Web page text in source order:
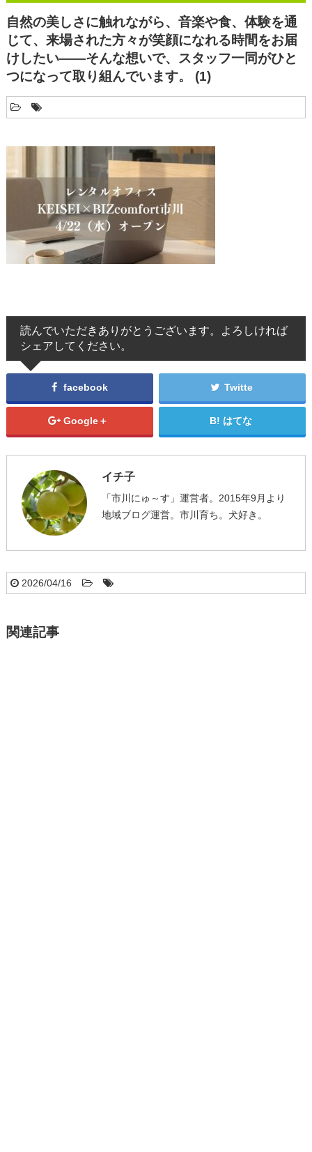
自然の美しさに触れながら、音楽や食、体験を通
じて、来場された方々が笑顔になれる時間をお届
けしたい――そんな想いで、スタッフ一同がひと
つになって取り組んでいます。 (1)
読んでいただきありがとうございます。よろしければ
シェアしてください。
facebook Twitte
Google＋ はてな
イチ子
「市川にゅ～す」運営者。2015年9月より
地域ブログ運営。市川育ち。犬好き。
2026/04/16
関連記事